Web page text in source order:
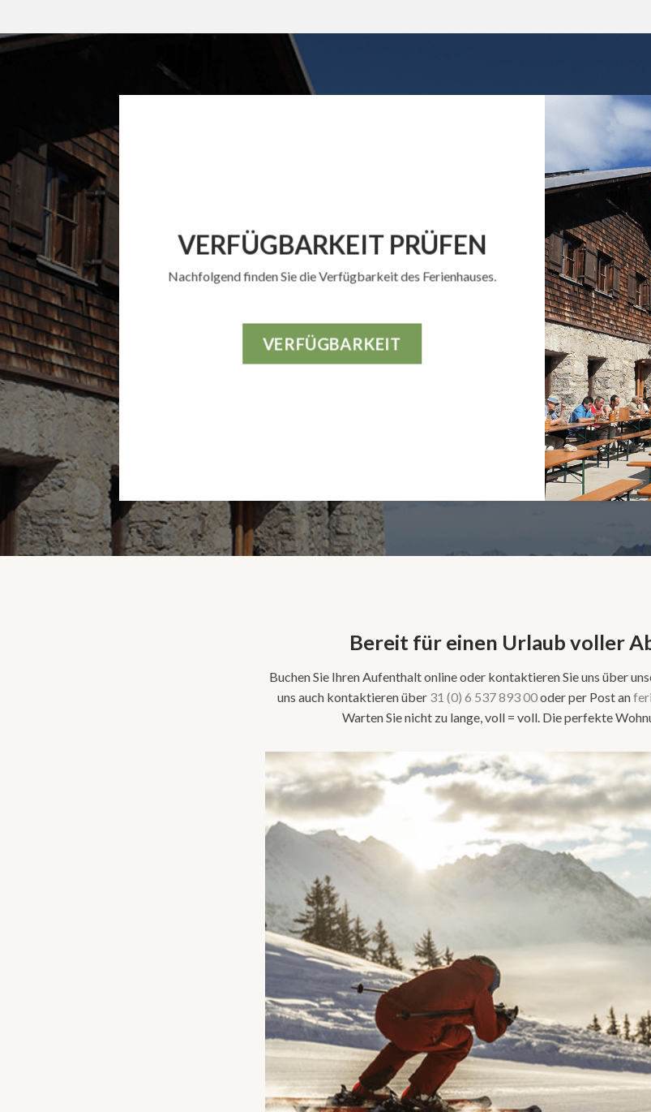
VERFÜGBARKEIT PRÜFEN
Nachfolgend finden Sie die Verfügbarkeit des Ferienhauses.
VERFÜGBARKEIT
Bereit für einen Urlaub voller
Buchen Sie Ihren Aufenthalt online oder kontaktieren Sie uns über
uns auch kontaktieren über 31 (0) 6 537 893 00oder per Post an
Warten Sie nicht zu lange, voll = voll. Die perfekte